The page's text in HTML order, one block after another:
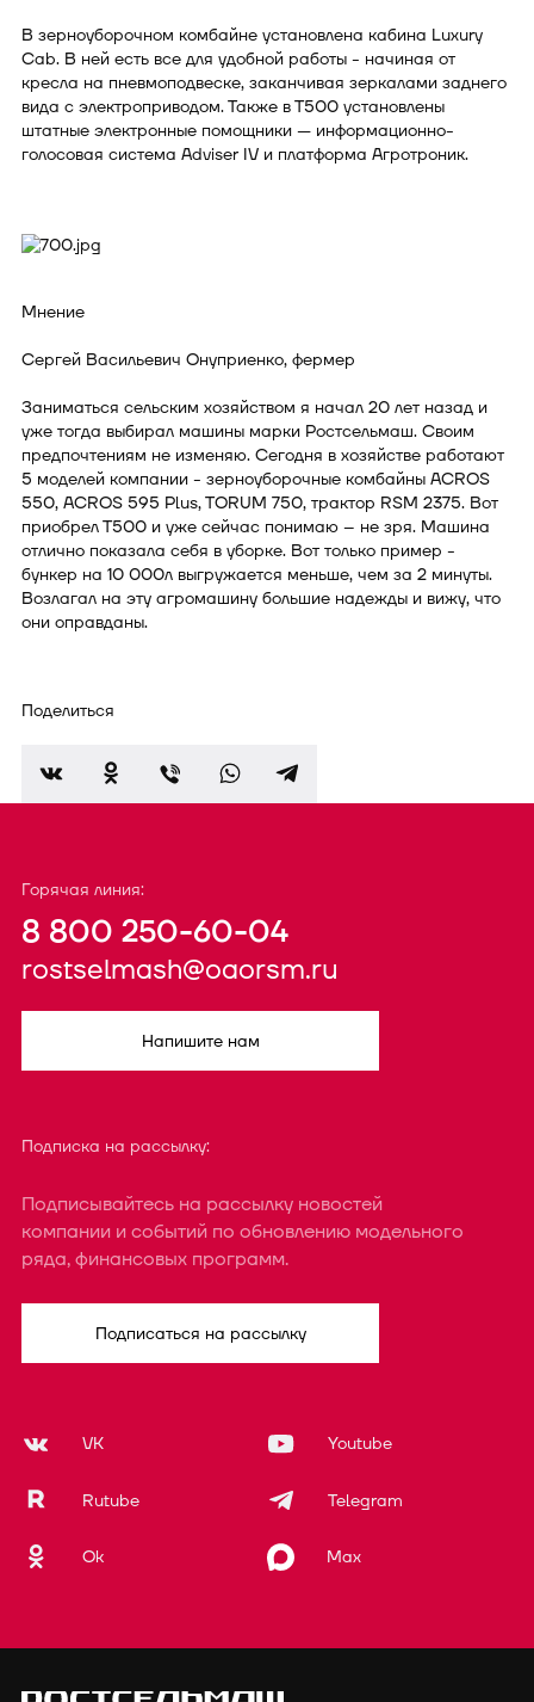
В зерноуборочном комбайне установлена кабина Luxury
Cab. В ней есть все для удобной работы - начиная от
кресла на пневмоподвеске, заканчивая зеркалами заднего
вида с электроприводом. Также в Т500 установлены
штатные электронные помощники — информационно-
голосовая система Adviser IV и платформа Агротроник.
Мнение
Сергей Васильевич Онуприенко, фермер
Заниматься сельским хозяйством я начал 20 лет назад и
уже тогда выбирал машины марки Ростсельмаш. Своим
предпочтениям не изменяю. Сегодня в хозяйстве работают
5 моделей компании - зерноуборочные комбайны ACROS
550, ACROS 595 Plus, TORUM 750, трактор RSM 2375. Вот
приобрел Т500 и уже сейчас понимаю – не зря. Машина
отлично показала себя в уборке. Вот только пример -
бункер на 10 000л выгружается меньше, чем за 2 минуты.
Возлагал на эту агромашину большие надежды и вижу, что
они оправданы.
Поделиться
Горячая линия:
8 800 250-60-04
rostselmash@oaorsm.ru
Напишите нам
Подписка на рассылку:
Подписывайтесь на рассылку новостей
компании и событий по обновлению модельного
ряда, финансовых программ.
Подписаться на рассылку
VK Youtube
Rutube Telegram
Ok Max